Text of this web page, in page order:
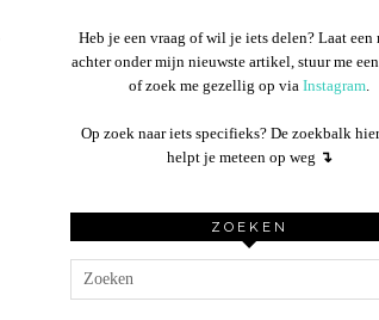
Heb je een vraag of wil je iets delen? Laat een
achter onder mijn nieuwste artikel, stuur me een
of zoek me gezellig op via Instagram.
Op zoek naar iets specifieks? De zoekbalk
helpt je meteen op weg ↴
ZOEKEN